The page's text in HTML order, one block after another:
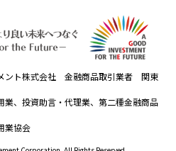
ント株式会社 金融商品取引業者 関東
業、投資助言・代理業、第二種金融商品
業協会